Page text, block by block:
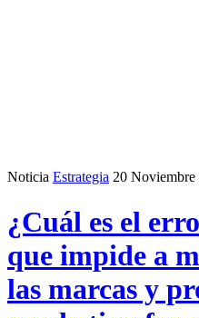
Noticia Estrategia 20 Noviembre
¿Cuál es el
que impide a
las marcas y